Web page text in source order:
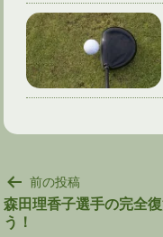
投
稿
ナ
前の投稿
森田理香子選手の完全
う！